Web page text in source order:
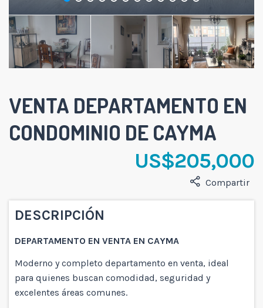
VENTA DEPARTAMENTO EN
CONDOMINIO DE CAYMA
US$205,000
Compartir
DESCRIPCIÓN
DEPARTAMENTO EN VENTA EN CAYMA
Moderno y completo departamento en venta, ideal
para quienes buscan comodidad, seguridad y
excelentes áreas comunes.